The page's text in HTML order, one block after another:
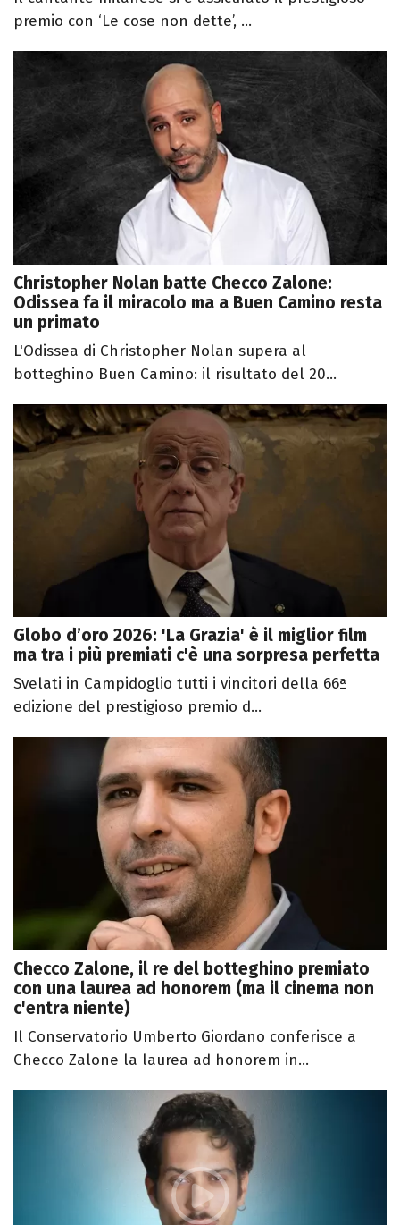
premio con ‘Le cose non dette’, ...
Christopher Nolan batte Checco Zalone:
Odissea fa il miracolo ma a Buen Camino resta
un primato
L'Odissea di Christopher Nolan supera al
botteghino Buen Camino: il risultato del 20...
Globo d’oro 2026: 'La Grazia' è il miglior film
ma tra i più premiati c'è una sorpresa perfetta
Svelati in Campidoglio tutti i vincitori della 66ª
edizione del prestigioso premio d...
Checco Zalone, il re del botteghino premiato
con una laurea ad honorem (ma il cinema non
c'entra niente)
Il Conservatorio Umberto Giordano conferisce a
Checco Zalone la laurea ad honorem in...